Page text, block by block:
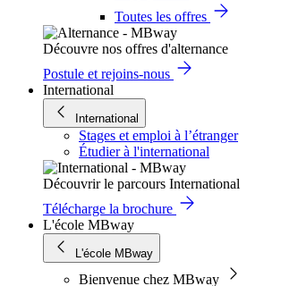
Toutes les offres
Découvre nos offres d'alternance
Postule et rejoins-nous
International
International
Stages et emploi à l’étranger
Étudier à l'international
Découvrir le parcours International
Télécharge la brochure
L'école MBway
L'école MBway
Bienvenue chez MBway